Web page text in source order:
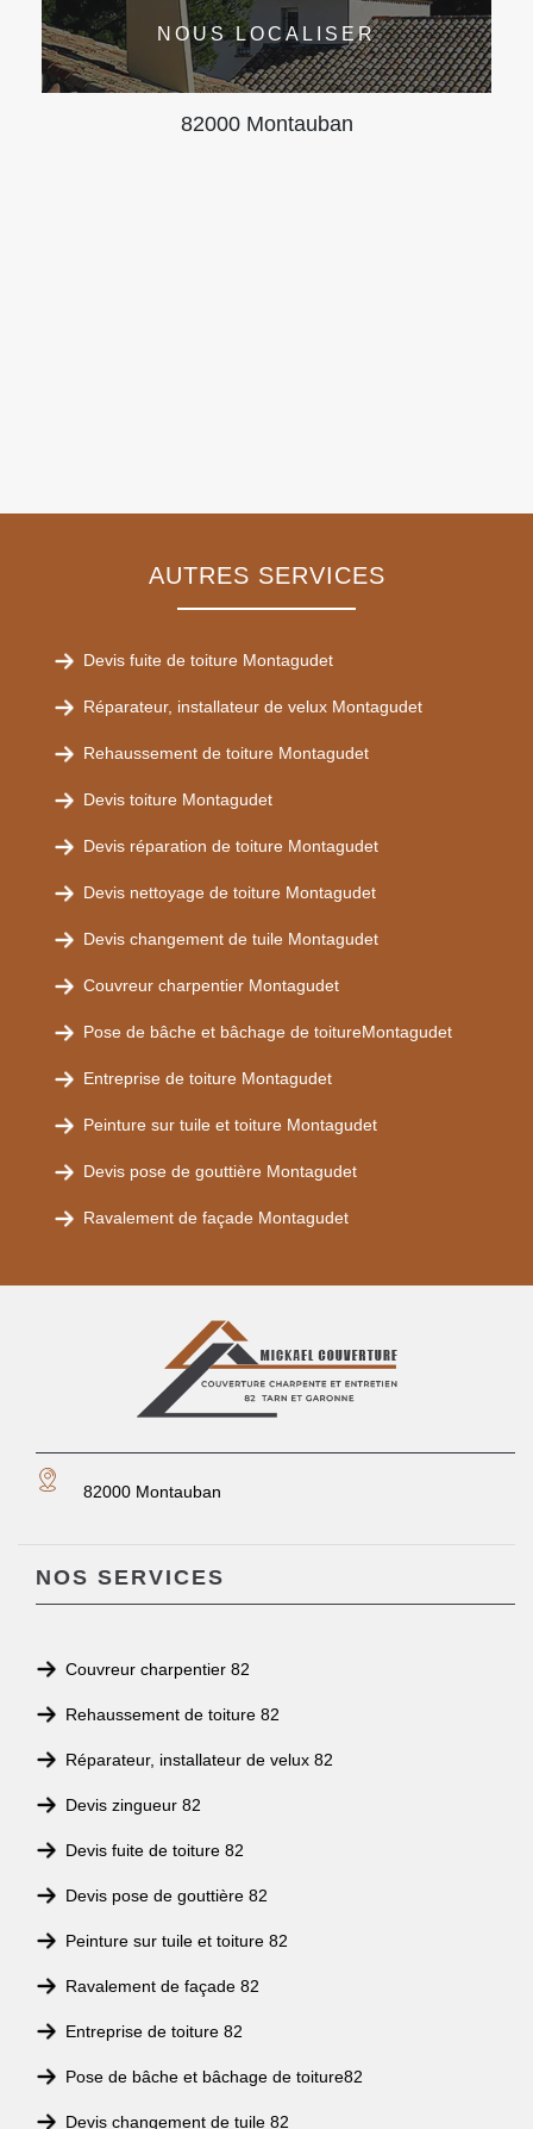
NOUS LOCALISER
82000 Montauban
AUTRES SERVICES
Devis fuite de toiture Montagudet
Réparateur, installateur de velux Montagudet
Rehaussement de toiture Montagudet
Devis toiture Montagudet
Devis réparation de toiture Montagudet
Devis nettoyage de toiture Montagudet
Devis changement de tuile Montagudet
Couvreur charpentier Montagudet
Pose de bâche et bâchage de toitureMontagudet
Entreprise de toiture Montagudet
Peinture sur tuile et toiture Montagudet
Devis pose de gouttière Montagudet
Ravalement de façade Montagudet
82000 Montauban
NOS SERVICES
Couvreur charpentier 82
Rehaussement de toiture 82
Réparateur, installateur de velux 82
Devis zingueur 82
Devis fuite de toiture 82
Devis pose de gouttière 82
Peinture sur tuile et toiture 82
Ravalement de façade 82
Entreprise de toiture 82
Pose de bâche et bâchage de toiture82
Devis changement de tuile 82